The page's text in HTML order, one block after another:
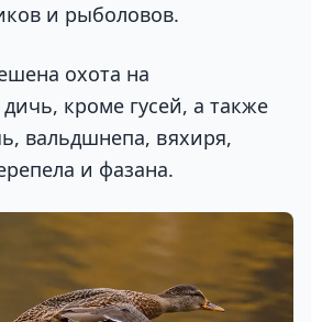
и рыболовов.
охота на
кроме гусей, а также
вальдшнепа, вяхиря,
и фазана.